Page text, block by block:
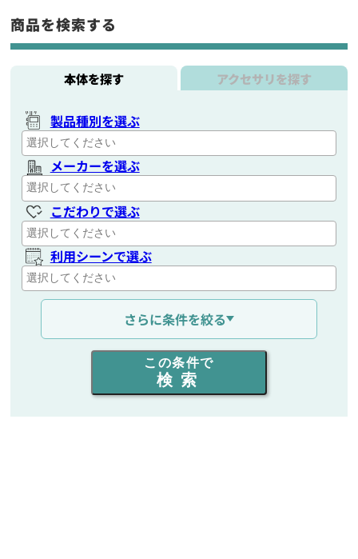
商品を検索する
本体を探す アクセサリを探す
製品種別を選ぶ
メーカーを選ぶ
こだわりで選ぶ
利用シーンで選ぶ
通信距離を選ぶ
出力を選ぶ
同時通話人数を選ぶ
さらに条件を絞る
この条件で
検索